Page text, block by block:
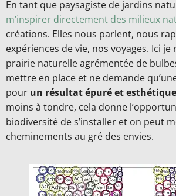
En tant que paysagiste de jardins
m’inspirer directement des milieux
créations. Elles nous parlent, nous
expériences de vie, nos voyages. Ici
prairie naturelle agrémentée de
mettre en place et ne demande
pour un résultat épuré et esthétique
moins à tondre, cela donne
biodiversité de s’installer et on peut
cheminements au gré des envies.